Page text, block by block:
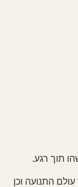
תוך רגע.
התנועה וכן